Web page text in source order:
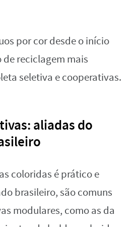
por cor desde o início
reciclagem mais
seletiva e cooperativas.
aliadas do
coloridas é prático e
brasileiro, são comuns
modulares, como as da